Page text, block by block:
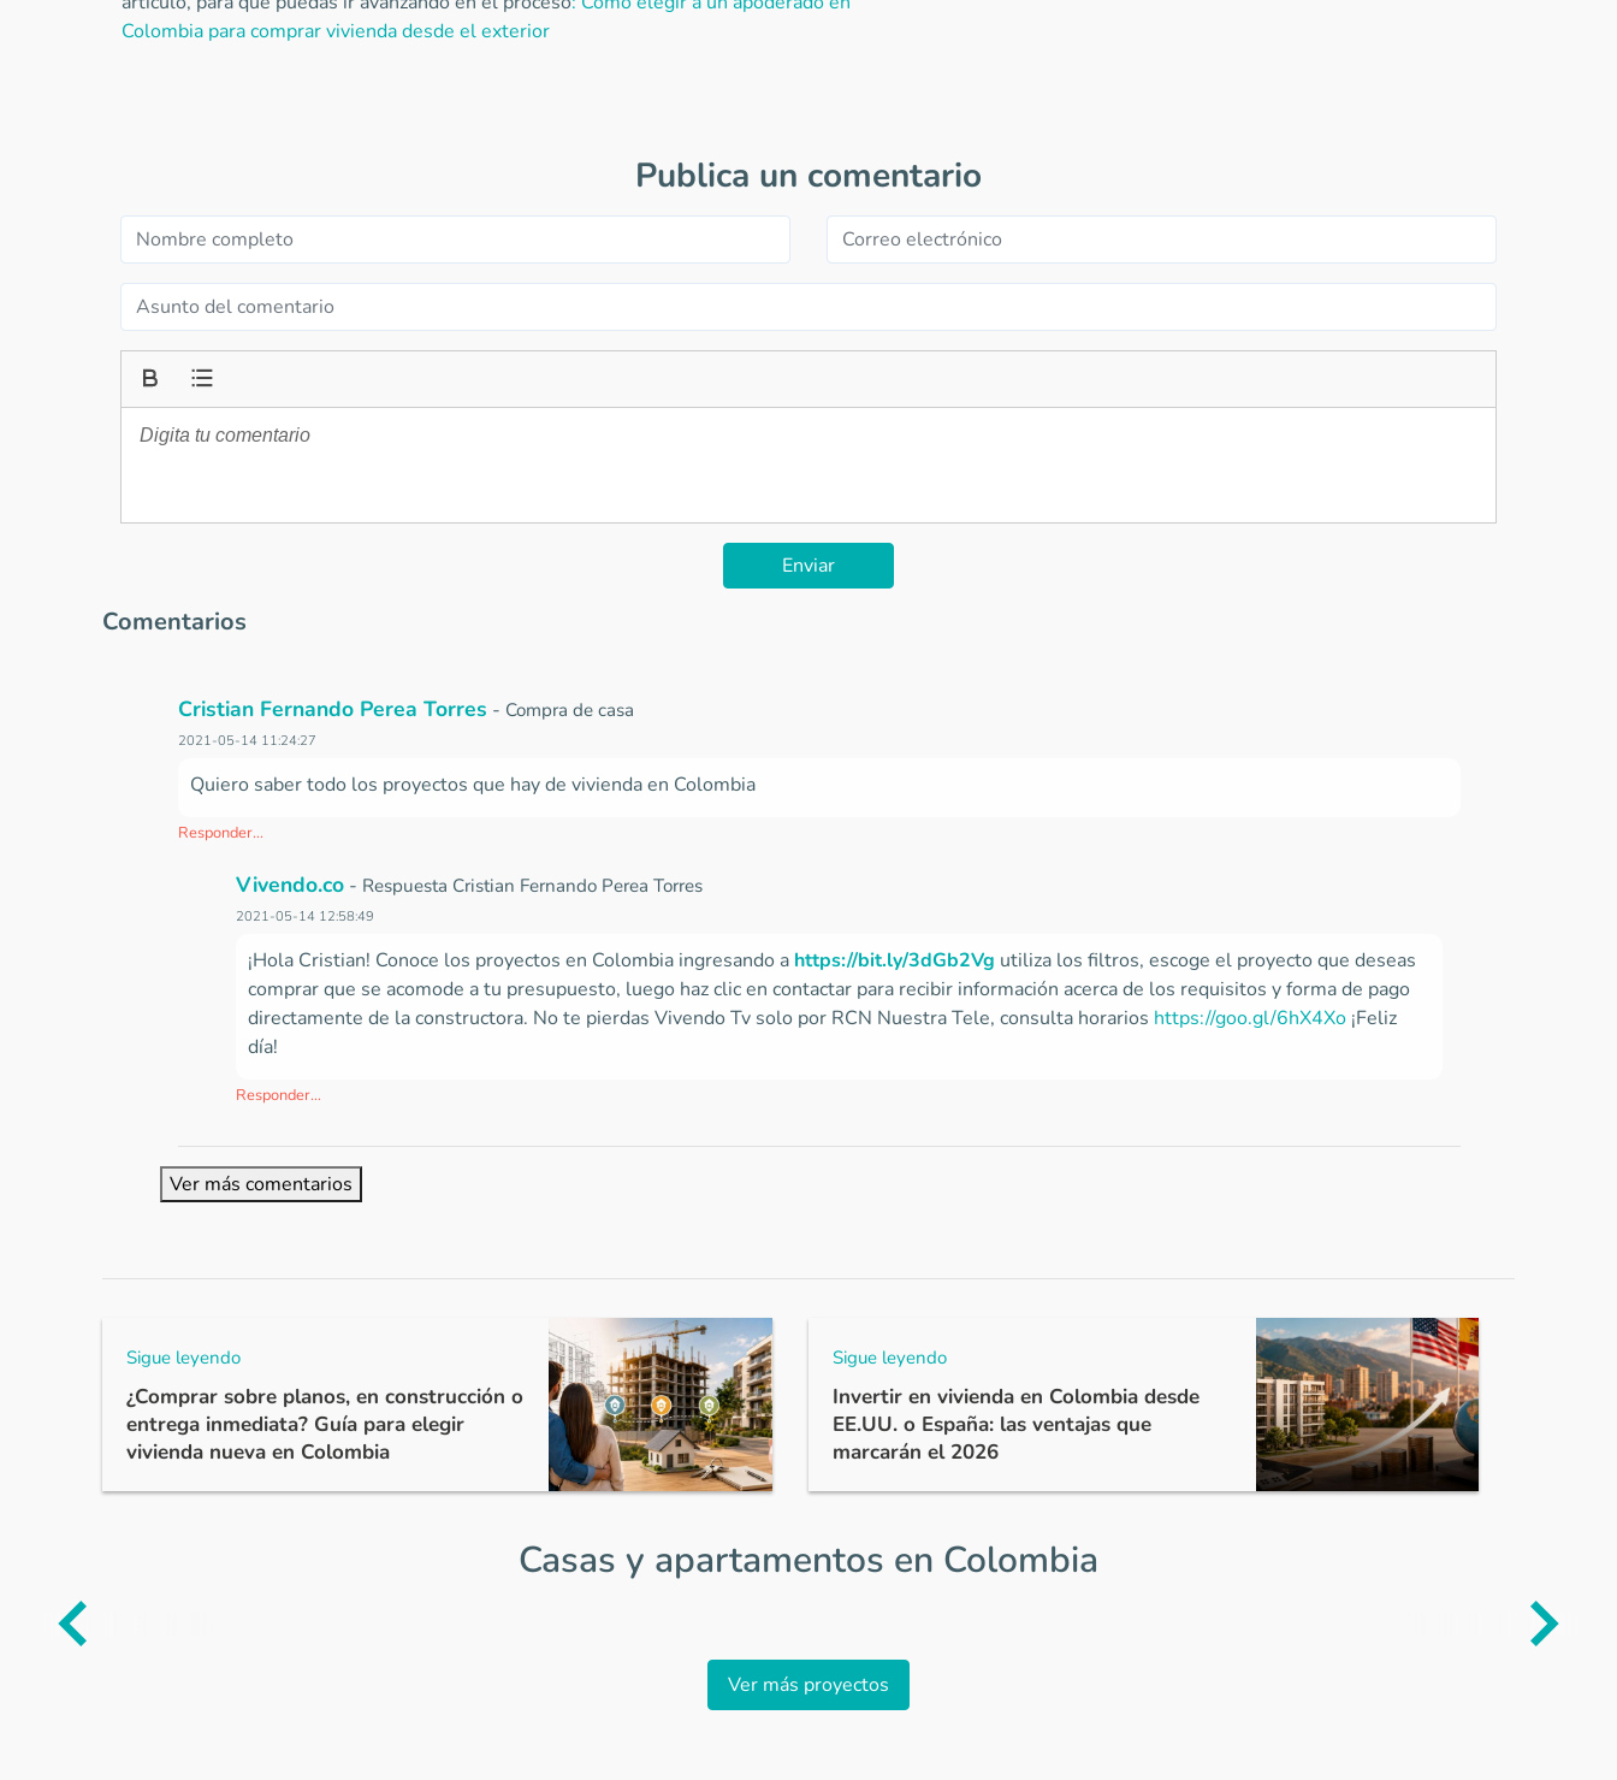
Colombia para comprar vivienda desde el exterior
Publica un comentario
Enviar
Comentarios
Cristian Fernando Perea Torres - Compra de casa
2021-05-14 11:24:27
Quiero saber todo los proyectos que hay de vivienda en Colombia
Responder...
Vivendo.co- Respuesta Cristian Fernando Perea Torres
2021-05-14 12:58:49
¡Hola Cristian! Conoce los proyectos en Colombia ingresando a https://bit.ly/3dGb2Vg utiliza los filtros, escoge el proyecto que deseas
comprar que se acomode a tu presupuesto, luego haz clic en contactar para recibir información acerca de los requisitos y forma de pago
directamente de la constructora. No te pierdas Vivendo Tv solo por RCN Nuestra Tele, consulta horarios https://goo.gl/6hX4Xo¡Feliz
día!
Responder...
Ver más comentarios
Sigue leyendo
¿Comprar sobre planos, en construcción o
entrega inmediata? Guía para elegir
vivienda nueva en Colombia
Sigue leyendo
Invertir en vivienda en Colombia desde
EE.UU. o España: las ventajas que
marcarán el 2026
Casas y apartamentos en Colombia
Item
Ver más proyectos